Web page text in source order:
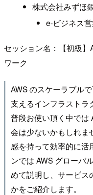
株式会社みずほ
e-ビジネス
セッション名：【初級
ワーク
AWS のスケーラブル
支えるインフラストラ
普段お使い頂く中では
会は少ないかもしれま
感を持って効率的に活
ンでは AWS グローバ
めて説明し、サービス
かをご紹介します。